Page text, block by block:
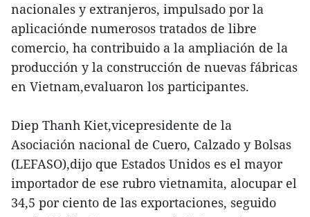
nacionales y extranjeros, impulsado por la
aplicaciónde numerosos tratados de libre
comercio, ha contribuido a la ampliación de la
producción y la construcción de nuevas fábricas
en Vietnam,evaluaron los participantes.
Diep Thanh Kiet,vicepresidente de la
Asociación nacional de Cuero, Calzado y Bolsas
(LEFASO),dijo que Estados Unidos es el mayor
importador de ese rubro vietnamita, alocupar el
34,5 por ciento de las exportaciones, seguido